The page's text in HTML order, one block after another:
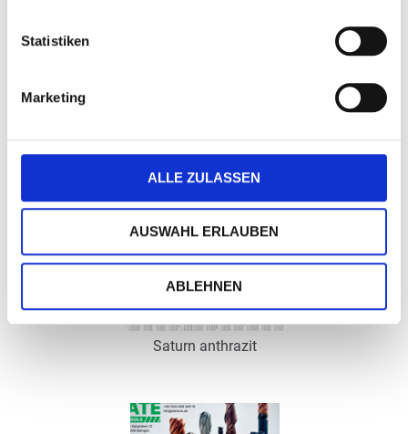
Statistiken
Marketing
ALLE ZULASSEN
AUSWAHL ERLAUBEN
ABLEHNEN
Saturn anthrazit
Art.-Nr.: K53006
Verfügbar